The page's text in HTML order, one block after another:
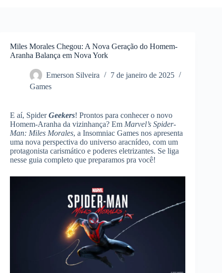
Miles Morales Chegou: A Nova Geração do Homem-
Aranha Balança em Nova York
Emerson Silveira
7 de janeiro de 2025
Games
E aí, SpiderGeekers! Prontos para conhecer o novo
Homem-Aranha da vizinhança? Em Marvel’s Spider-
Man: Miles Morales, a Insomniac Games nos apresenta
uma nova perspectiva do universo aracnídeo, com um
protagonista carismático e poderes eletrizantes. Se liga
nesse guia completo que preparamos pra você!